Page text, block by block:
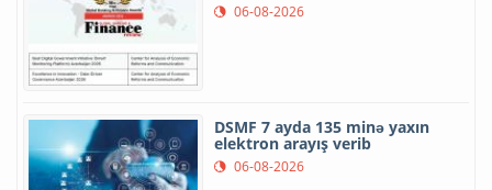
06-08-2026
DSMF 7 ayda 135 minə yaxın
elektron arayış verib
06-08-2026